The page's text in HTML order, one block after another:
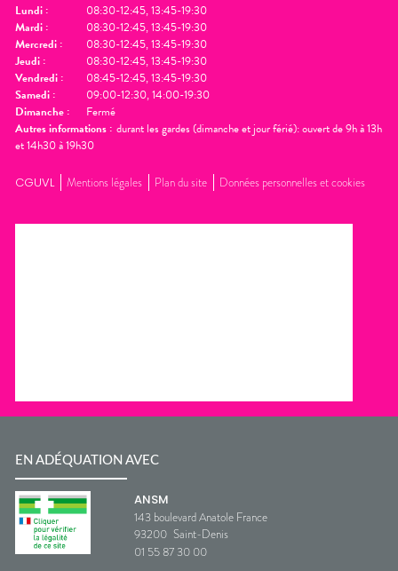
Lundi :
08:30-12:45, 13:45-19:30
Mardi :
08:30-12:45, 13:45-19:30
Mercredi :
08:30-12:45, 13:45-19:30
Jeudi :
08:30-12:45, 13:45-19:30
Vendredi :
08:45-12:45, 13:45-19:30
Samedi :
09:00-12:30, 14:00-19:30
Dimanche :
Fermé
Autres informations : durant les gardes (dimanche et jour férié): ouvert de 9h à 13h
et 14h30 à 19h30
CGUVL Mentions légales Plan du site Données personnelles et cookies
EN ADÉQUATION AVEC
ANSM
143 boulevard Anatole France
93200 Saint-Denis
01 55 87 30 00